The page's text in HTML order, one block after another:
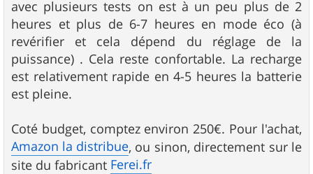
avec plusieurs tests on est à un peu plus de 2
heures et plus de 6-7 heures en mode éco (à
revérifier et cela dépend du réglage de la
puissance) . Cela reste confortable. La recharge
est relativement rapide en 4-5 heures la batterie
est pleine.
Coté budget, comptez environ 250€. Pour l'achat,
Amazon la distribue, ou sinon, directement sur le
site du fabricant Ferei.fr